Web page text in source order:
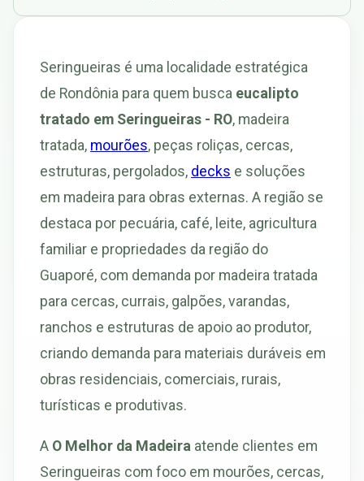
Seringueiras é uma localidade estratégica
de Rondônia para quem busca eucalipto
tratado em Seringueiras - RO, madeira
tratada, mourões, peças roliças, cercas,
estruturas, pergolados, decks e soluções
em madeira para obras externas. A região se
destaca por pecuária, café, leite, agricultura
familiar e propriedades da região do
Guaporé, com demanda por madeira tratada
para cercas, currais, galpões, varandas,
ranchos e estruturas de apoio ao produtor,
criando demanda para materiais duráveis em
obras residenciais, comerciais, rurais,
turísticas e produtivas.
A O Melhor da Madeira atende clientes em
Seringueiras com foco em mourões, cercas,